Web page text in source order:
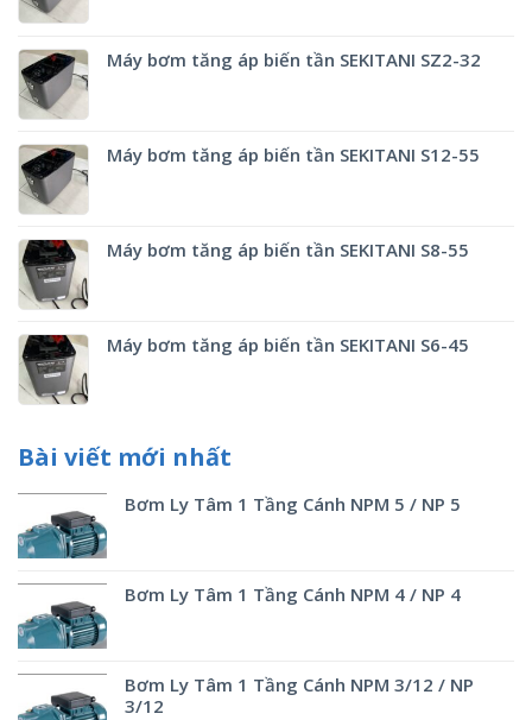
Máy bơm tăng áp biến tần SEKITANI SZ2-32
Máy bơm tăng áp biến tần SEKITANI S12-55
Máy bơm tăng áp biến tần SEKITANI S8-55
Máy bơm tăng áp biến tần SEKITANI S6-45
Bài viết mới nhất
Bơm Ly Tâm 1 Tầng Cánh NPM 5 / NP 5
Bơm Ly Tâm 1 Tầng Cánh NPM 4 / NP 4
Bơm Ly Tâm 1 Tầng Cánh NPM 3/12 / NP
3/12